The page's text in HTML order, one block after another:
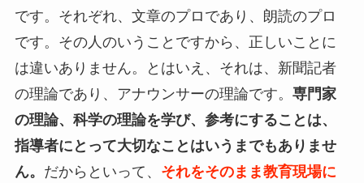
です。それぞれ、文章のプロであり、朗読のプロ
です。その人のいうことですから、正しいことに
は違いありません。とはいえ、それは、新聞記者
の理論であり、アナウンサーの理論です。 専門家
の理論、科学の理論を学び、参考にすることは、
指導者にとって大切なことはいうまでもありませ
ん。 だからといって、 それをそのまま教育現場に